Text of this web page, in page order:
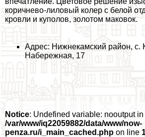
коричнево-лиловый колер с белой
кровли и куполов, золотом маковок.
Адрес: Нижнекамский район, с.
Набережная, 17
Notice: Undefined variable: nooutput in
/var/www/iq22059882/data/www/now-
penza.ru/i_main_cached.php on line